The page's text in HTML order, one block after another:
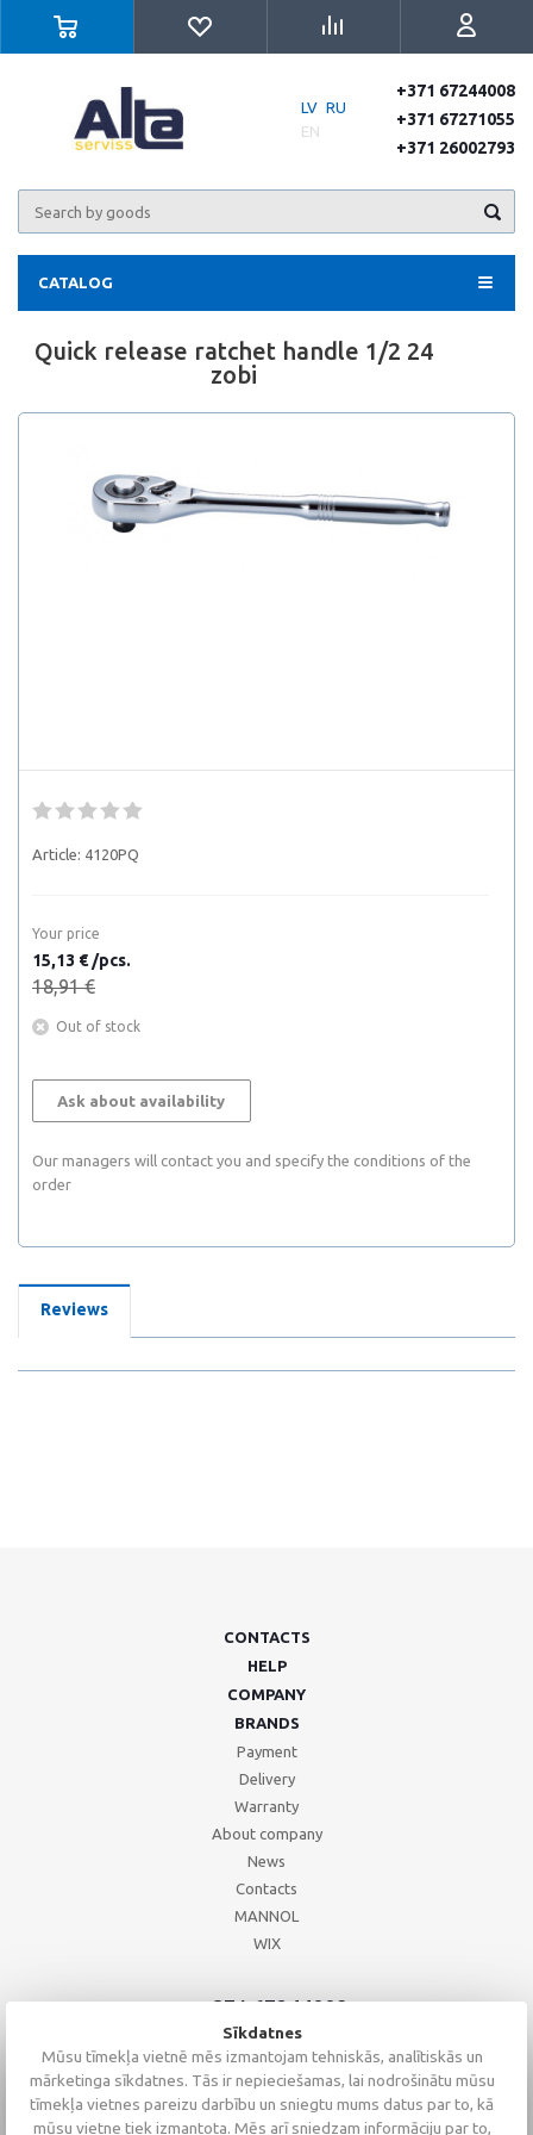
LV RU
EN
+371 67244008
+371 67271055
+371 26002793
CATALOG
Quick release ratchet handle 1/2 24
zobi
Article: 4120PQ
Your price
15,13 € /pcs.
18,91 €
Out of stock
Ask about availability
Our managers will contact you and specify the conditions of the
order
Reviews
CONTACTS
HELP
COMPANY
BRANDS
Payment
Delivery
Warranty
About company
News
Contacts
MANNOL
WIX
+371 67244008
+371 67271055
+371 26002793
Sīkdatnes
Mūsu tīmekļa vietnē mēs izmantojam tehniskās, analītiskās un
mārketinga sīkdatnes. Tās ir nepieciešamas, lai nodrošinātu mūsu
tīmekļa vietnes pareizu darbību un sniegtu mums datus par to, kā
mūsu vietne tiek izmantota. Mēs arī sniedzam informāciju par to,